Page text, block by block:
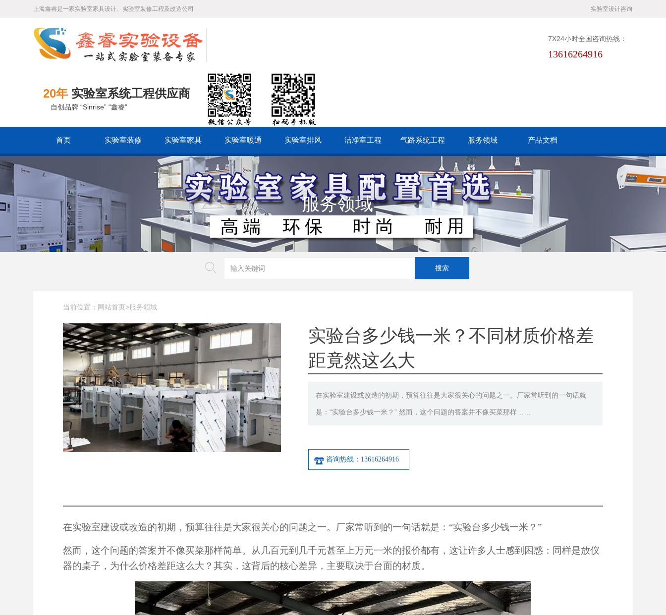
上海鑫睿是一家实验室家具设计、实验室装修工程及改造公司 实验室设计咨询
20年 实验室系统工程供应商
自创品牌 “Sinrise” “鑫睿”
7X24小时全国咨询热线：
13616264916
首页 实验室装修 实验室家具 实验室暖通 实验室排风 洁净室工程 气路系统工程 服务领域 产品文档
服务领域
当前位置： 网站首页 >服务领域
实验台多少钱一米？不同材质价格差
距竟然这么大
在实验室建设或改造的初期，预算往往是大家很关心的问题之一。厂家常听到的一句话就
是：“实验台多少钱一米？” 然而，这个问题的答案并不像买菜那样……
咨询热线：13616264916
在实验室建设或改造的初期，预算往往是大家很关心的问题之一。厂家常听到的一句话就是：“实验台多少钱一米？”
然而，这个问题的答案并不像买菜那样简单。从几百元到几千元甚至上万元一米的报价都有，这让许多人士感到困惑：同样是放仪
器的桌子，为什么价格差距这么大？其实，这背后的核心差异，主要取决于台面的材质。